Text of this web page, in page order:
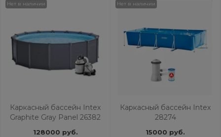
Нет в наличии
Каркасный бассейн Intex
Graphite Gray Panel 26382
128000 руб.
Нет в наличии
Каркасный бассейн Intex
28274
15000 руб.